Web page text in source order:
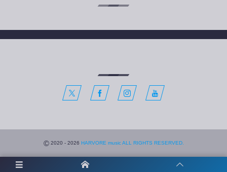
©2020 - 2026 HARVORE music ALL RIGHTS RESERVED.